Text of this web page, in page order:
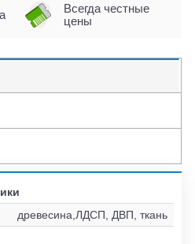
Всегда честные
цены
древесина,ЛДСП, ДВП, ткань